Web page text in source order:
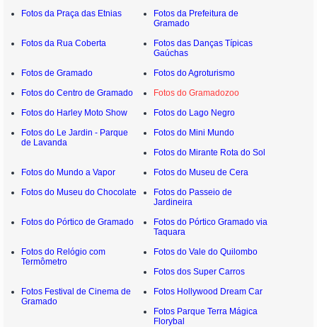
Fotos da Praça das Etnias
Fotos da Prefeitura de
Gramado
Fotos da Rua Coberta
Fotos das Danças Típicas
Gaúchas
Fotos de Gramado
Fotos do Agroturismo
Fotos do Centro de Gramado
Fotos do Gramadozoo
Fotos do Harley Moto Show
Fotos do Lago Negro
Fotos do Le Jardin - Parque
de Lavanda
Fotos do Mini Mundo
Fotos do Mirante Rota do Sol
Fotos do Mundo a Vapor
Fotos do Museu de Cera
Fotos do Museu do Chocolate
Fotos do Passeio de
Jardineira
Fotos do Pórtico de Gramado
Fotos do Pórtico Gramado via
Taquara
Fotos do Relógio com
Termômetro
Fotos do Vale do Quilombo
Fotos dos Super Carros
Fotos Festival de Cinema de
Gramado
Fotos Hollywood Dream Car
Fotos Parque Terra Mágica
Florybal